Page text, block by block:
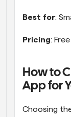
Best for:
Pricing:
How to
App for
Choosing